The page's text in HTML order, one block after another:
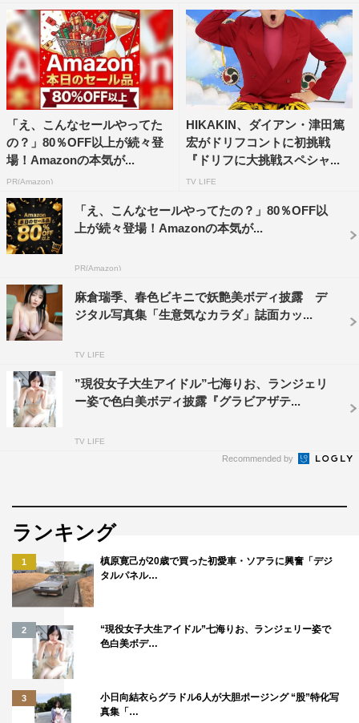
「え、こんなセールやってた
の？」80％OFF以上が続々登
場！Amazonの本気が...
PR(Amazon)
HIKAKIN、ダイアン・津田篤
宏がドリフコントに初挑戦
『ドリフに大挑戦スペシャ...
TV LIFE
「え、こんなセールやってたの？」80％OFF以
上が続々登場！Amazonの本気が...
PR(Amazon)
麻倉瑞季、春色ビキニで妖艶美ボディ披露 デ
ジタル写真集「生意気なカラダ」誌面カッ...
TV LIFE
”現役女子大生アイドル”七海りお、ランジェリ
ー姿で色白美ボディ披露『グラビアザテ...
TV LIFE
Recommended by
ランキング
1
槙原寛己が20歳で買った初愛車・ソアラに興奮「デジ
タルパネル…
2
“現役女子大生アイドル”七海りお、ランジェリー姿で
色白美ボデ…
3
小日向結衣らグラドル6人が大胆ポージング “股”特化写
真集「…